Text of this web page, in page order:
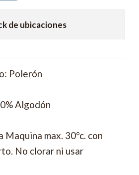
de ubicaciones
Polerón
Algodón
Maquina max. 30°c. con
No clorar ni usar